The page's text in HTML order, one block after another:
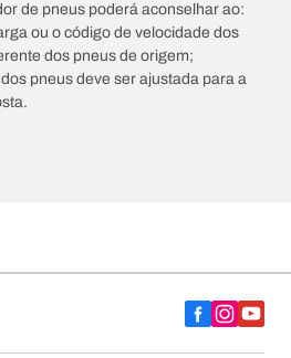
de pneus poderá aconselhar ao:
ou o código de velocidade dos
dos pneus de origem;
pneus deve ser ajustada para a